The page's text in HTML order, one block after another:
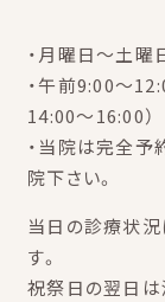
・月曜日～土曜
・午前9:00～
14:00～16:00）
・当院は完全予
院下さい。
当日の診療状況
す。
祝祭日の翌日は